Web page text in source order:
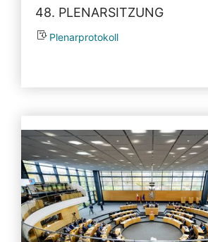
48. PLENARSITZUNG
Plenarprotokoll